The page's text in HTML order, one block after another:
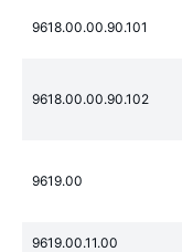
9618.00.00.90.101
9618.00.00.90.102
9619.00
9619.00.11.00